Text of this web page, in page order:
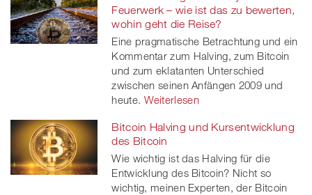
Feuerwerk – wie ist das zu bewerten,
wohin geht die Reise?
Eine pragmatische Betrachtung und ein
Kommentar zum Halving, zum Bitcoin
und zum eklatanten Unterschied
zwischen seinen Anfängen 2009 und
heute. Weiterlesen
Bitcoin Halving und Kursentwicklung
des Bitcoin
Wie wichtig ist das Halving für die
Entwicklung des Bitcoin? Nicht so
wichtig, meinen Experten, der Bitcoin